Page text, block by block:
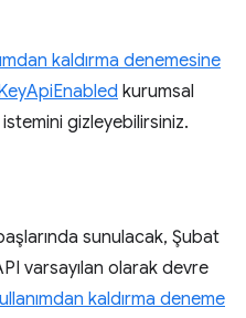
kaldırma denemesine
kurumsal
gizleyebilirsiniz.
sunulacak, Şubat
varsayılan olarak devre
kaldırma deneme